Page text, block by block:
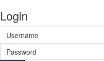
Login